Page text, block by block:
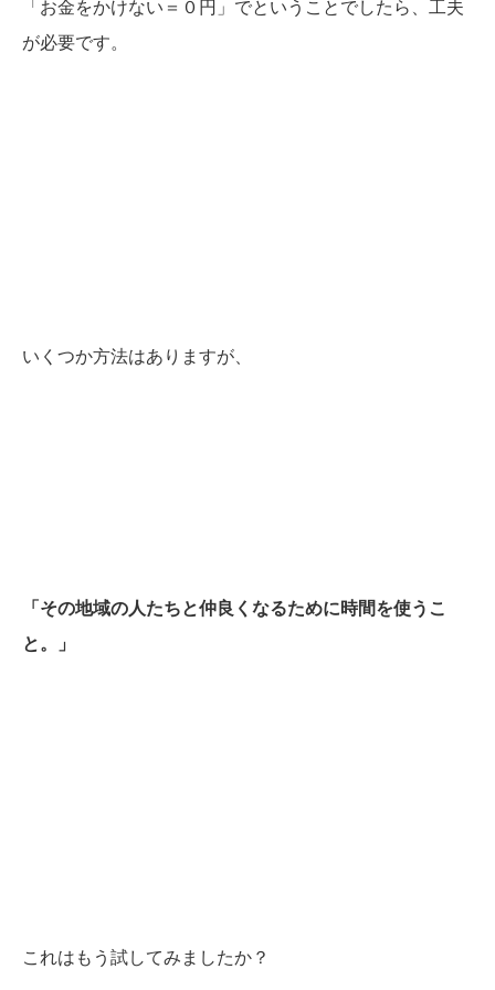
「お金をかけない＝０円」でということでしたら、工夫
が必要です。
いくつか方法はありますが、
「その地域の人たちと仲良くなるために時間を使うこ
と。」
これはもう試してみましたか？